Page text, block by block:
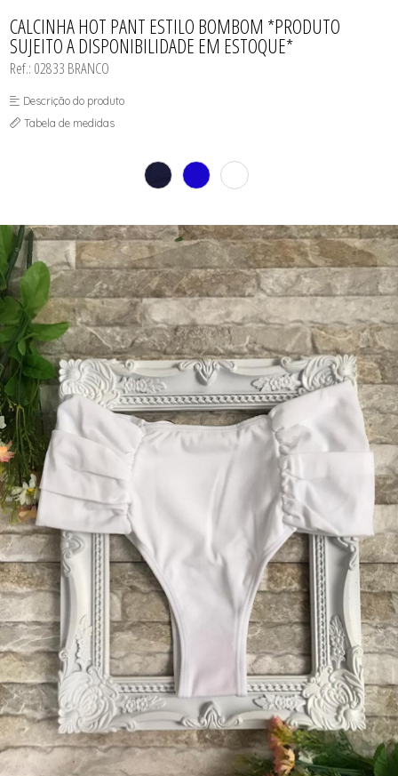
CONJUNTO
CONJUNTO BIQUÍNI
MAIÔ
PIJAMA DE VERÃO
ROBE
TOP
CALCINHA HOT PANT ESTILO BOMBOM *PRODUTO
SUJEITO A DISPONIBILIDADE EM ESTOQUE*
Ref.: 02833 BRANCO
Descrição do produto
Tabela de medidas